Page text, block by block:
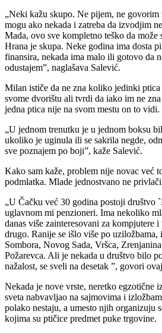
„Neki kažu skupo. Ne pijem, ne govorim
mogu ako nekada i zatreba da izvodjim
Mada, ovo sve kompletno teško da može
Hrana je skupa. Neke godina ima dosta
finansira, nekada ima malo ili gotovo da
odustajem”, naglašava Salević.
Milan ističe da ne zna koliko jedinki
svome dvorištu ali tvrdi da iako im ne
jedna ptica nije na svom mestu on to vidi.
„U jednom trenutku je u jednom boksu
ukoliko je uginula ili se sakrila negde,
sve poznajem po boji”, kaže Salević.
Kako sam kaže, problem nije novac već
podmlatka. Mlade jednostvano ne
„U Čačku već 30 godina postoji društvo
uglavnom mi penzioneri. Ima nekoliko
danas više zainteresovani za kompjutere i
drugo. Ranije se išlo više po uziložbama,
Sombora, Novog Sada, Vršca,
Požarevca. Ali je nekada u društvo bilo
nažalost, se sveli na desetak ”, govori
Nekada je nove vrste, neretko egzotične
sveta nabvavljao na sajmovima i
polako nestaju, a umesto njih organizuju
kojima su ptičice predmet puke trgovine.